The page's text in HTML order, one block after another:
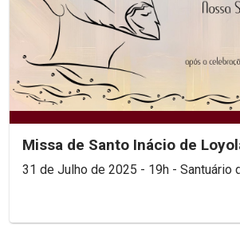
Missa de Santo Inácio de
31 de Julho de 2025 - 19h - Santuário